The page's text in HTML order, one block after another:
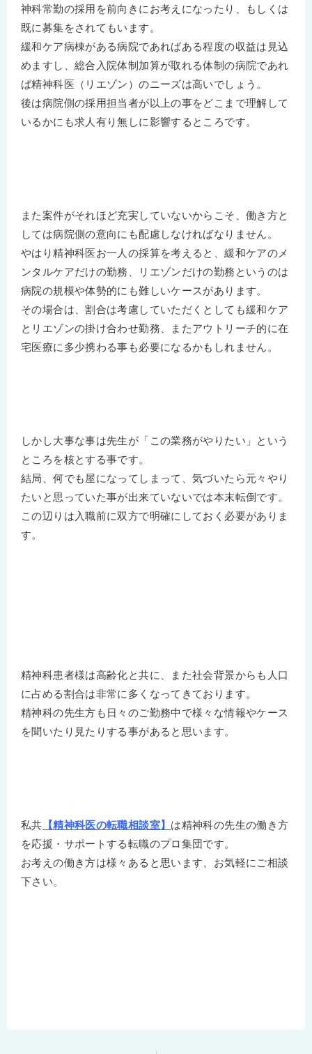
神科常勤の採用を前向きにお考えになったり、もしくは
既に募集をされてもいます。
緩和ケア病棟がある病院であればある程度の収益は見込
めますし、総合入院体制加算が取れる体制の病院であれ
ば精神科医（リエゾン）のニーズは高いでしょう。
後は病院側の採用担当者が以上の事をどこまで理解して
いるかにも求人有り無しに影響するところです。
また案件がそれほど充実していないからこそ、働き方と
しては病院側の意向にも配慮しなければなりません。
やはり精神科医お一人の採算を考えると、緩和ケアのメ
ンタルケアだけの勤務、リエゾンだけの勤務というのは
病院の規模や体勢的にも難しいケースがあります。
その場合は、割合は考慮していただくとしても緩和ケア
とリエゾンの掛け合わせ勤務、またアウトリーチ的に在
宅医療に多少携わる事も必要になるかもしれません。
しかし大事な事は先生が「この業務がやりたい」という
ところを核とする事です。
結局、何でも屋になってしまって、気づいたら元々やり
たいと思っていた事が出来ていないでは本末転倒です。
この辺りは入職前に双方で明確にしておく必要がありま
す。
精神科患者様は高齢化と共に、また社会背景からも人口
に占める割合は非常に多くなってきております。
精神科の先生方も日々のご勤務中で様々な情報やケース
を聞いたり見たりする事があると思います。
私共 【精神科医の転職相談室】 は精神科の先生の働き方
を応援・サポートする転職のプロ集団です。
お考えの働き方は様々あると思います、お気軽にご相談
下さい。